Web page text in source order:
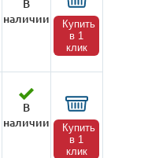
В
наличии
Купить
в 1
клик
В
наличии
Купить
в 1
клик